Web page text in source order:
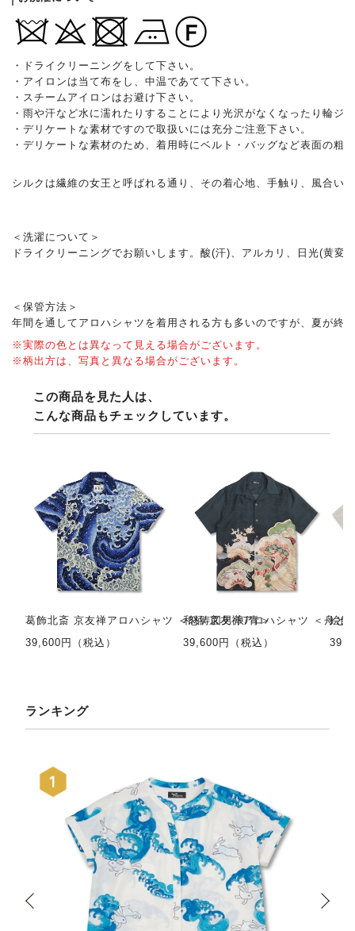
・ドライクリーニングをして下さい。
・アイロンは当て布をし、中温であてて下さい。
・スチームアイロンはお避け下さい。
・雨や汗など水に濡れたりすることにより光沢がなくなったり輪ジ
・デリケートな素材ですので取扱いには充分ご注意下さい。
・デリケートな素材のため、着用時にベルト・バッグなど表面の粗
シルクは繊維の女王と呼ばれる通り、その着心地、手触り、風合
＜洗濯について＞
ドライクリーニングでお願いします。酸(汗)、アルカリ、日光(黄
＜保管方法＞
年間を通してアロハシャツを着用される方も多いのですが、夏が終
※実際の色とは異なって見える場合がございます。
※柄出方は、写真と異なる場合がございます。
この商品を見た人は、
こんな商品もチェックしています。
葛飾北斎 京友禅アロハシャツ ＜怒涛図男浪/青＞
39,600円（税込）
和柄 京友禅アロハシャツ ＜舟と
39,600円（税込）
絵師
ランキング